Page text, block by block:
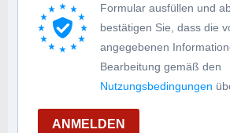
Formular ausfüllen und
bestätigen Sie, dass die
angegebenen
Bearbeitung gemäß den
Nutzungsbedingungen
ANMELDEN